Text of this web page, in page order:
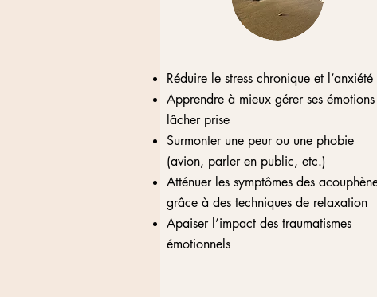
Réduire le stress chronique et l’anxiété
Apprendre à mieux gérer ses
lâcher prise
Surmonter une peur ou une phobie
(avion, parler en public, etc.)
Atténuer les symptômes des
grâce à des techniques de relaxation
Apaiser l’impact des traumatismes
émotionnels